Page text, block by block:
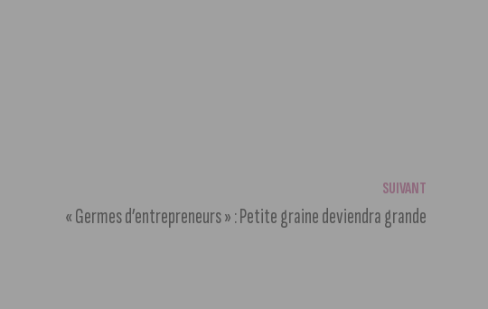
SUIVANT
« Germes d’entrepreneurs » : Petite graine deviendra grande